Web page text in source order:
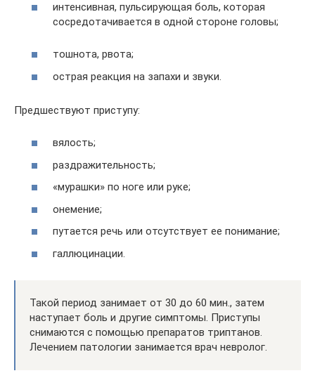
интенсивная, пульсирующая боль, которая
сосредотачивается в одной стороне головы;
тошнота, рвота;
острая реакция на запахи и звуки.
Предшествуют приступу:
вялость;
раздражительность;
«мурашки» по ноге или руке;
онемение;
путается речь или отсутствует ее понимание;
галлюцинации.
Такой период занимает от 30 до 60 мин., затем
наступает боль и другие симптомы. Приступы
снимаются с помощью препаратов триптанов.
Лечением патологии занимается врач невролог.